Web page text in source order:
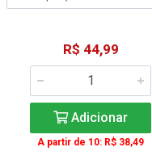
R$ 44,99
Adicionar
A partir de 10: R$ 38,49